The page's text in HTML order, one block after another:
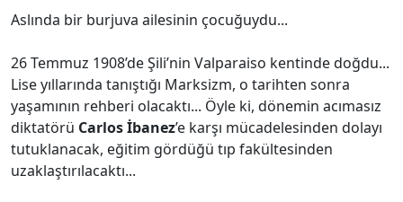
Aslında bir burjuva ailesinin çocuğuydu...
26 Temmuz 1908’de Şili’nin Valparaiso kentinde doğdu...
Lise yıllarında tanıştığı Marksizm, o tarihten sonra
yaşamının rehberi olacaktı... Öyle ki, dönemin acımasız
diktatörü Carlos İbanez’e karşı mücadelesinden dolayı
tutuklanacak, eğitim gördüğü tıp fakültesinden
uzaklaştırılacaktı...